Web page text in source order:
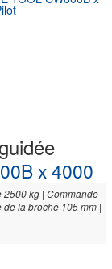
x 4000
2500 kg | Commande
la broche 105 mm |